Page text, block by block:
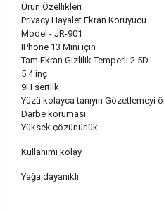
Ürün Özellikleri
Privacy Hayalet Ekran Koruyucu
Model - JR-901
IPhone 13 Mini için
Tam Ekran Gizlilik Temperli 2.5D
5.4 inç
9H sertlik
Yüzü kolayca tanıyın Gözetlemeyi
Darbe koruması
Yüksek çözünürlük
Kullanımı kolay
Yağa dayanıklı